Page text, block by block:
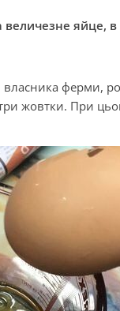
величезне
власника ферми,
жовтки. При